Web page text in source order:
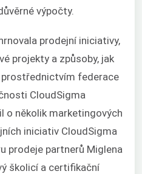
výpočty.
prodejní iniciativy,
projekty a způsoby, jak
federace
CloudSigma
o několik marketingových
iniciativ CloudSigma
prodeje partnerů Miglena
školicí a certifikační